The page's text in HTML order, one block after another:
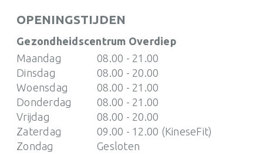
Ontmoet het team
OPENINGSTIJDEN
Gezondheidscentrum Overdiep
Maandag
08.00 - 21.00
Dinsdag
08.00 - 20.00
Woensdag
08.00 - 21.00
Donderdag
08.00 - 21.00
Vrijdag
08.00 - 20.00
Zaterdag
09.00 - 12.00 (KineseFit)
Zondag
Gesloten